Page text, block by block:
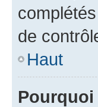
de
Haut
Pourquoi